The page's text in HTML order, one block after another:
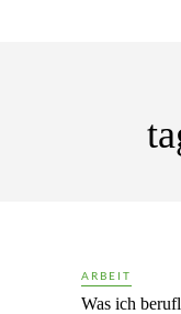
ARBEIT
Was ich